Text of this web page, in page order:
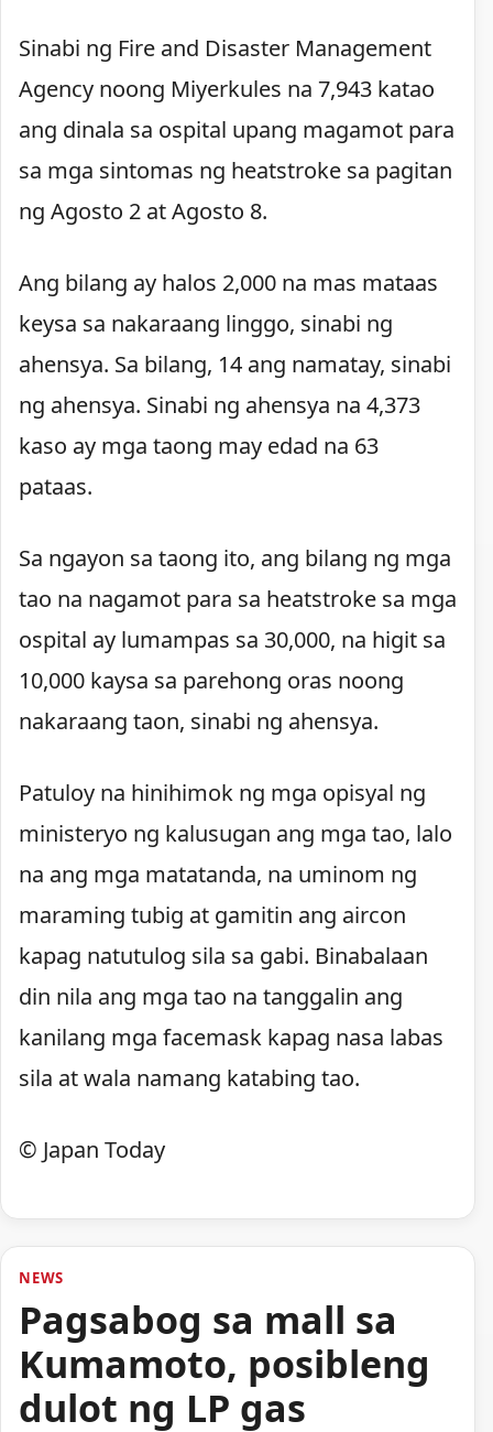
Sinabi ng Fire and Disaster Management
Agency noong Miyerkules na 7,943 katao
ang dinala sa ospital upang magamot para
sa mga sintomas ng heatstroke sa pagitan
ng Agosto 2 at Agosto 8.
Ang bilang ay halos 2,000 na mas mataas
keysa sa nakaraang linggo, sinabi ng
ahensya. Sa bilang, 14 ang namatay, sinabi
ng ahensya. Sinabi ng ahensya na 4,373
kaso ay mga taong may edad na 63
pataas.
Sa ngayon sa taong ito, ang bilang ng mga
tao na nagamot para sa heatstroke sa mga
ospital ay lumampas sa 30,000, na higit sa
10,000 kaysa sa parehong oras noong
nakaraang taon, sinabi ng ahensya.
Patuloy na hinihimok ng mga opisyal ng
ministeryo ng kalusugan ang mga tao, lalo
na ang mga matatanda, na uminom ng
maraming tubig at gamitin ang aircon
kapag natutulog sila sa gabi. Binabalaan
din nila ang mga tao na tanggalin ang
kanilang mga facemask kapag nasa labas
sila at wala namang katabing tao.
© Japan Today
NEWS
Pagsabog sa mall sa
Kumamoto, posibleng
dulot ng LP gas